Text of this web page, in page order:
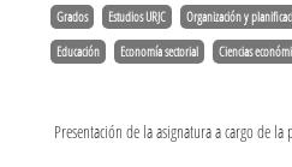
Grados Estudios URJC Organización y
Educación Economía sectorial Ciencias
Presentación de la asignatura a cargo de la